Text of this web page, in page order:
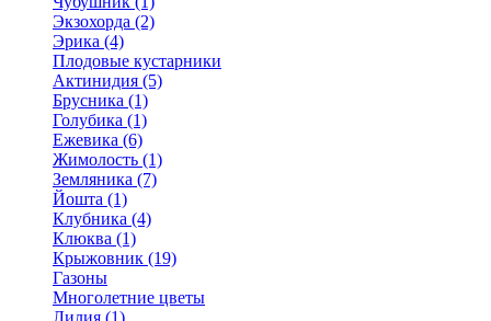
Экзохорда (2)
Эрика (4)
Плодовые кустарники
Актинидия (5)
Брусника (1)
Голубика (1)
Ежевика (6)
Жимолость (1)
Земляника (7)
Йошта (1)
Клубника (4)
Клюква (1)
Крыжовник (19)
Газоны
Многолетние цветы
Лилия (1)